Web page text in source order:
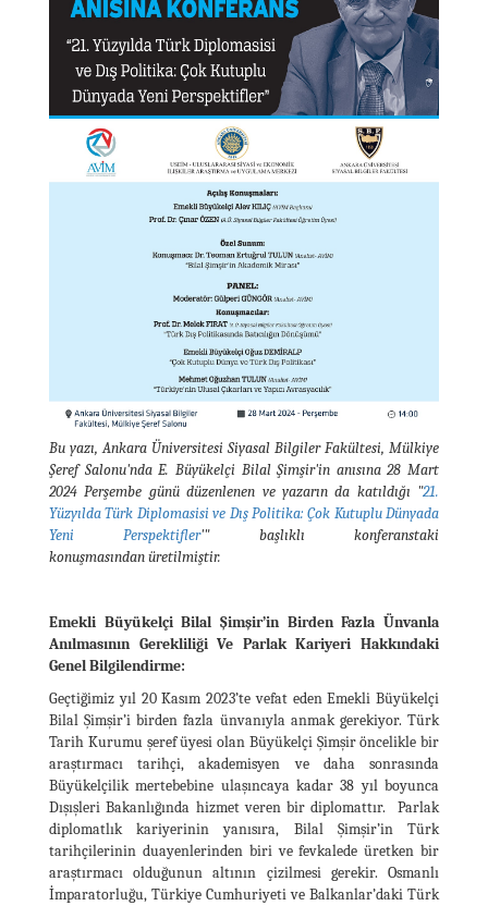
Bu yazı, Ankara Üniversitesi Siyasal Bilgiler Fakültesi, Mülkiye
Şeref Salonu'ndaE. Büyükelçi Bilal Şimşir'in anısına28 Mart
2024 Perşembe günü düzenlenen ve yazarın da katıldığı "21.
Yüzyılda Türk Diplomasisi ve Dış Politika: Çok Kutuplu Dünyada
Yeni Perspektifler'" başlıklı konferanstaki
konuşmasından üretilmiştir.
Emekli Büyükelçi Bilal Şimşir’in Birden Fazla Ünvanla
Anılmasının Gerekliliği Ve Parlak Kariyeri Hakkındaki
Genel Bilgilendirme:
Geçtiğimiz yıl 20 Kasım 2023’te vefat eden Emekli Büyükelçi
Bilal Şimşir’i birden fazla ünvanıyla anmak gerekiyor. Türk
Tarih Kurumu şeref üyesi olan Büyükelçi Şimşir öncelikle bir
araştırmacı tarihçi, akademisyen ve daha sonrasında
Büyükelçilik mertebebine ulaşıncaya kadar 38 yıl boyunca
Dışışleri Bakanlığında hizmet veren bir diplomattır. Parlak
diplomatlık kariyerinin yanısıra, Bilal Şimşir’in Türk
tarihçilerinin duayenlerinden biri ve fevkalede üretken bir
araştırmacı olduğunun altının çizilmesi gerekir. Osmanlı
İmparatorluğu, Türkiye Cumhuriyeti ve Balkanlar’daki Türk